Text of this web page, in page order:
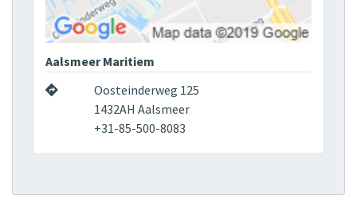
Aalsmeer Maritiem
Oosteinderweg 125
1432AH Aalsmeer
+31-85-500-8083